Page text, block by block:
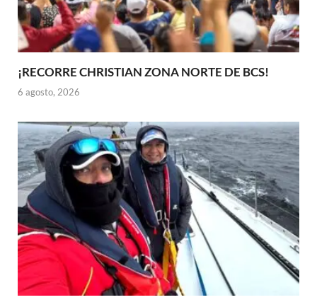
¡RECORRE CHRISTIAN ZONA NORTE DE BCS!
6 agosto, 2026